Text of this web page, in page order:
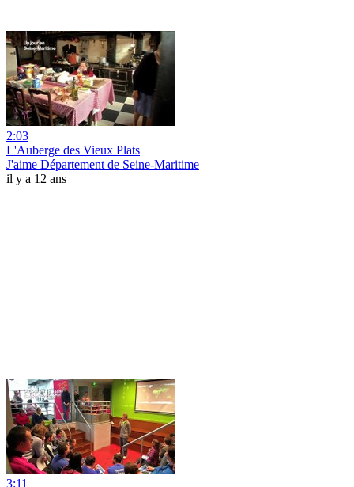
2:03
L'Auberge des Vieux Plats
J'aime Département de Seine-Maritime
il y a 12 ans
3:11